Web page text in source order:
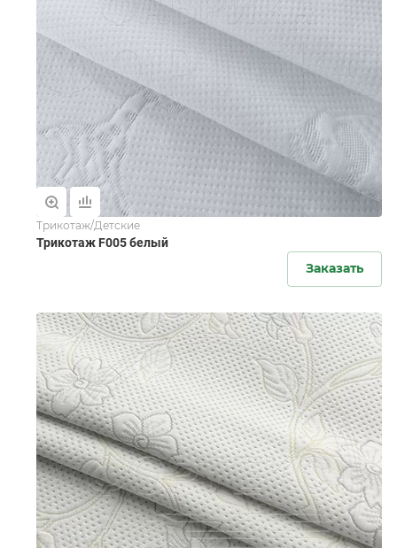
Трикотаж/Детские
Трикотаж F005 белый
Заказать